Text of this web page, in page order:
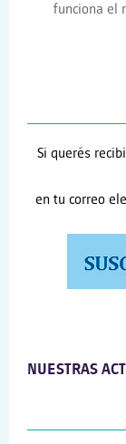
funciona el
Si querés
en tu correo
NUESTRAS